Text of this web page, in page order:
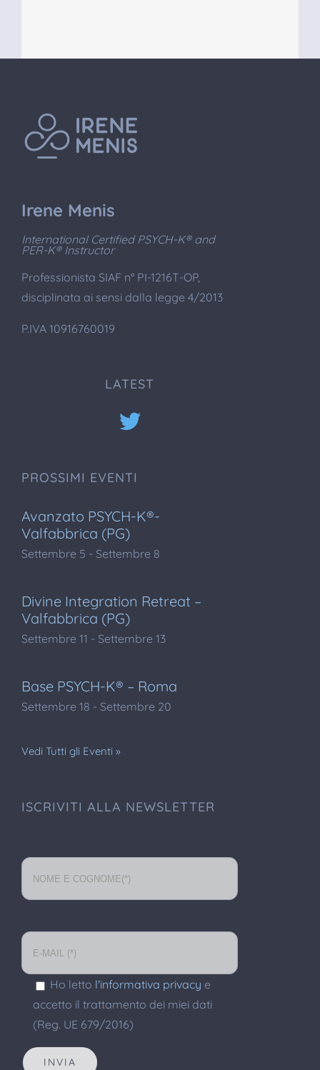
Irene Menis
International Certified PSYCH-K® and
PER-K® Instructor
Professionista SIAF n° PI-1216T-OP,
disciplinata ai sensi dalla legge 4/2013
P.IVA 10916760019
LATEST
PROSSIMI EVENTI
Avanzato PSYCH-K®-
Valfabbrica (PG)
Settembre 5 - Settembre 8
Divine Integration Retreat –
Valfabbrica (PG)
Settembre 11 - Settembre 13
Base PSYCH-K® – Roma
Settembre 18 - Settembre 20
Vedi Tutti gli Eventi »
ISCRIVITI ALLA NEWSLETTER
Ho letto l'informativa privacy e
accetto il trattamento dei miei dati
(Reg. UE 679/2016)